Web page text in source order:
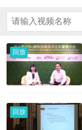
回放
回放